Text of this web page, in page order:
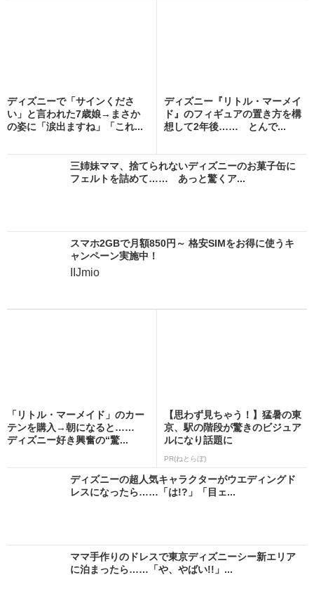
ディズニーで「サインくださ
い」と言われた7歳娘→まさか
の姿に「涙出ますね」「これ...
ディズニー『リトル・マーメイ
ド』のフィギュアの置き方を構
想して2年後…… とんで...
三姉妹ママ、捨てられないディズニーのお菓子缶に
フェルトを詰めて…… あっと驚くア...
スマホ2GBで月額850円～ 格安SIMをお得に使うキ
ャンペーン実施中！
IIJmio
「リトル・マーメイド」のカー
テンを購入→朝になると……
ディズニー好き興奮の“驚...
【思わず見ちゃう！】猛暑の東
京、駅の階段が驚きのビジュア
ルになり話題に
PR(ねとらぼ)
ディズニーの超人気キャラクターがウエディングド
レスになったら……「は!?」「目ェ...
ママ手作りのドレスで東京ディズニーシー新エリア
に泊まったら……「や、やばい!!」...